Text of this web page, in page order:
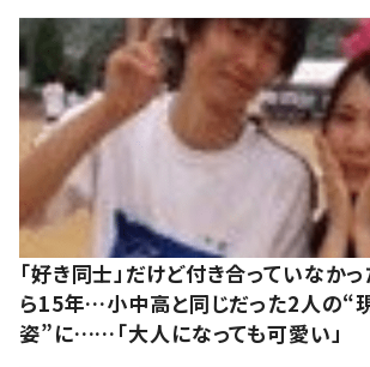
「好き同士」だけど付き合っていなか
ら15年…小中高と同じだった2人の“
姿”に……「大人になっても可愛い」